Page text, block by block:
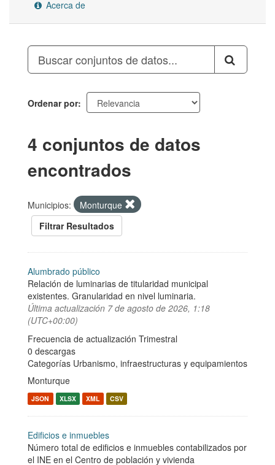
Acerca de
Ordenar por
4 conjuntos de datos
encontrados
Municipios:
Monturque
Filtrar Resultados
Alumbrado público
Relación de luminarias de titularidad municipal
existentes. Granularidad en nivel luminaria.
Última actualización 7 de agosto de 2026, 1:18
(UTC+00:00)
Frecuencia de actualización Trimestral
0 descargas
Categorías Urbanismo, infraestructuras y equipamientos
Monturque
JSON XLSX XML CSV
Edificios e inmuebles
Número total de edificios e inmuebles contabilizados por
el INE en el Centro de población y vivienda